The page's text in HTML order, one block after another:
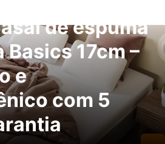
de espuma
Basics 17cm –
e
com 5